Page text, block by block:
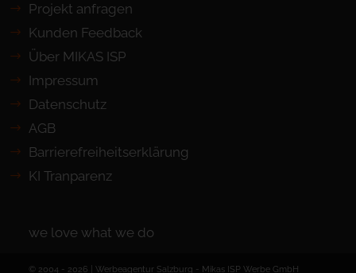
Projekt anfragen
Kunden Feedback
Über MIKAS ISP
Impressum
Datenschutz
AGB
Barrierefreiheits­erklärung
KI Tranparenz
we love what we do
© 2004 - 2026 | Werbeagentur Salzburg - Mikas ISP Werbe GmbH